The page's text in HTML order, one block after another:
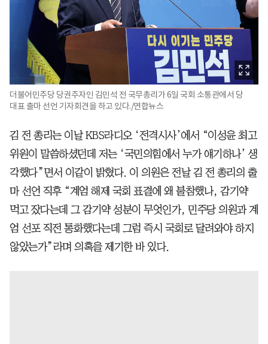
더불어민주당 당권주자인 김민석 전 국무총리가 6일 국회 소통관에서 당
대표 출마 선언 기자회견을 하고 있다./연합뉴스
김 전 총리는 이날 KBS라디오 ‘전격시사’에서 “이성윤 최고
위원이 말씀하셨던데 저는 ‘국민의힘에서 누가 얘기하나’ 생
각했다”면서 이같이 밝혔다. 이 의원은 전날 김 전 총리의 출
마 선언 직후 “계엄 해제 국회 표결에 왜 불참했나, 감기약
먹고 잤다는데 그 감기약 성분이 무엇인가, 민주당 의원과 계
엄 선포 직전 통화했다는데 그럼 즉시 국회로 달려와야 하지
않았는가”라며 의혹을 제기한 바 있다.